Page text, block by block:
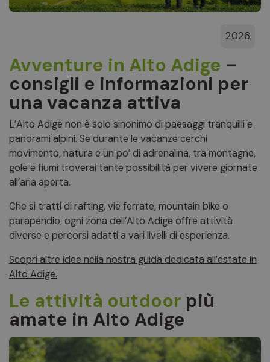
2026
Avventure in Alto Adige –
consigli e informazioni per
una vacanza attiva
L’Alto Adige non è solo sinonimo di paesaggi tranquilli e
panorami alpini. Se durante le vacanze cerchi
movimento, natura e un po’ di adrenalina, tra montagne,
gole e fiumi troverai tante possibilità per vivere giornate
all’aria aperta.
Che si tratti di rafting, vie ferrate, mountain bike o
parapendio, ogni zona dell’Alto Adige offre attività
diverse e percorsi adatti a vari livelli di esperienza.
Scopri altre idee nella nostra guida dedicata all’estate in
Alto Adige.
Le attività outdoor più
amate in Alto Adige